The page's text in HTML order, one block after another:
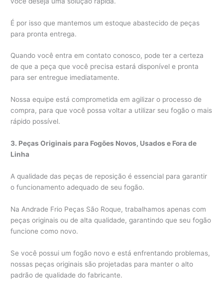
É por isso que mantemos um estoque abastecido de peças
para pronta entrega.
Quando você entra em contato conosco, pode ter a certeza
de que a peça que você precisa estará disponível e pronta
para ser entregue imediatamente.
Nossa equipe está comprometida em agilizar o processo de
compra, para que você possa voltar a utilizar seu fogão o mais
rápido possível.
3. Peças Originais para Fogões Novos, Usados e Fora de
Linha
A qualidade das peças de reposição é essencial para garantir
o funcionamento adequado de seu fogão.
Na Andrade Frio Peças São Roque, trabalhamos apenas com
peças originais ou de alta qualidade, garantindo que seu fogão
funcione como novo.
Se você possui um fogão novo e está enfrentando problemas,
nossas peças originais são projetadas para manter o alto
padrão de qualidade do fabricante.